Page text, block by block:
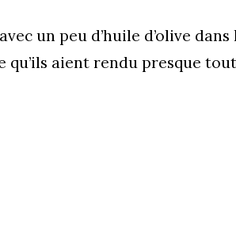
un peu d’huile d’olive dans
qu’ils aient rendu presque